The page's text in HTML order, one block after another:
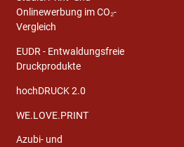
Onlinewerbung im CO₂-
Vergleich
EUDR - Entwaldungsfreie
Druckprodukte
hochDRUCK 2.0
WE.LOVE.PRINT
Azubi- und